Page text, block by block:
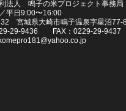
法人 鳴子の米プロジェクト事務局
平日9:00〜16:00
宮城県大崎市鳴子温泉字星沼77-
29-9436 FAX：0229-29-9437